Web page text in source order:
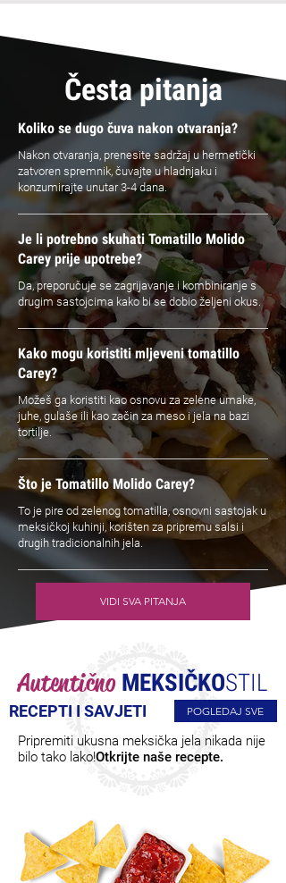
Česta pitanja
Koliko se dugo čuva nakon otvaranja?
Nakon otvaranja, prenesite sadržaj u hermetički
zatvoren spremnik, čuvajte u hladnjaku i
konzumirajte unutar 3-4 dana.
Je li potrebno skuhati Tomatillo Molido
Carey prije upotrebe?
Da, preporučuje se zagrijavanje i kombiniranje s
drugim sastojcima kako bi se dobio željeni okus.
Kako mogu koristiti mljeveni tomatillo
Carey?
Možeš ga koristiti kao osnovu za zelene umake,
juhe, gulaše ili kao začin za meso i jela na bazi
tortilje.
Što je Tomatillo Molido Carey?
To je pire od zelenog tomatilla, osnovni sastojak u
meksičkoj kuhinji, korišten za pripremu salsi i
drugih tradicionalnih jela.
VIDI SVA PITANJA
Autentično MEKSIČKOSTIL
RECEPTI I SAVJETI POGLEDAJ SVE
Pripremiti ukusna meksička jela nikada nije
bilo tako lako!Otkrijte naše recepte.